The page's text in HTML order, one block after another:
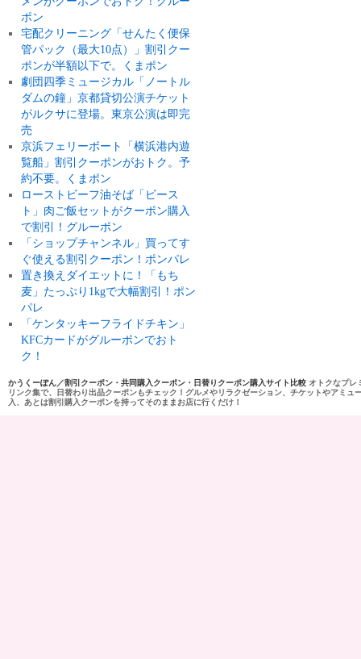
ポン
宅配クリーニング「せんたく便保
管パック（最大10点）」割引クー
ポンが半額以下で。くまポン
劇団四季ミュージカル「ノートル
ダムの鐘」京都貸切公演チケット
がルクサに登場。東京公演は即完
売
京浜フェリーボート「横浜港内遊
覧船」割引クーポンがおトク。予
約不要。くまポン
ローストビーフ油そば「ビース
ト」肉ご飯セットがクーポン購入
で割引！グルーポン
「ショップチャンネル」買ってす
ぐ使える割引クーポン！ポンパレ
置き換えダイエットに！「もち
麦」たっぷり1kgで大幅割引！ポン
パレ
「ケンタッキーフライドチキン」
KFCカードがグルーポンでおト
ク！
かうくーぽん／割引クーポン・共同購入クーポン・日替りクーポン購入サイト比較 オトクなプレ
リンク集で、日替わり出品クーポンもチェック！グルメやリラクゼーション、チケットやアミ
入、あとは割引購入クーポンを持ってそのままお店に行くだけ！